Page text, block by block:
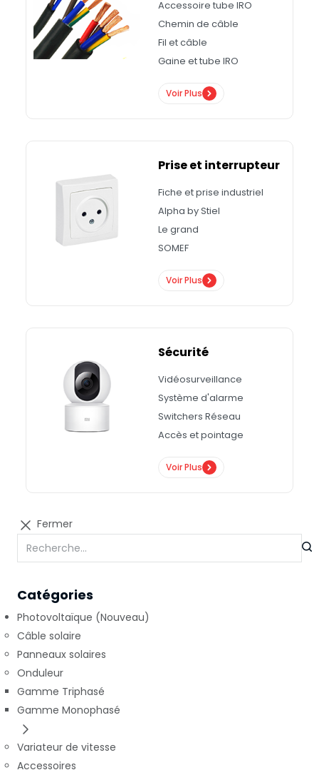
Accessoire tube IRO
Chemin de câble
Fil et câble
Gaine et tube IRO
Voir Plus
Prise et interrupteur
Fiche et prise industriel
Alpha by Stiel
Le grand
SOMEF
Voir Plus
Sécurité
Vidéosurveillance
Système d'alarme
Switchers Réseau
Accès et pointage
Voir Plus
Fermer
Catégories
Photovoltaïque (Nouveau)
Câble solaire
Panneaux solaires
Onduleur
Gamme Triphasé
Gamme Monophasé
Variateur de vitesse
Accessoires